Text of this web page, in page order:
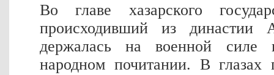
Во главе хазарского
происходивший из династии
держалась на военной силе
народном почитании. В глазах